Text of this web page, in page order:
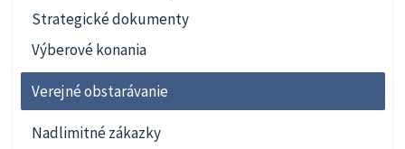
Strategické dokumenty
Výberové konania
Verejné obstarávanie
Nadlimitné zákazky